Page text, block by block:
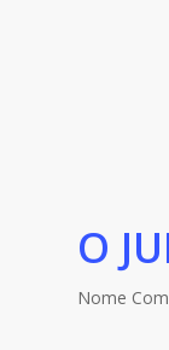
O
Nome